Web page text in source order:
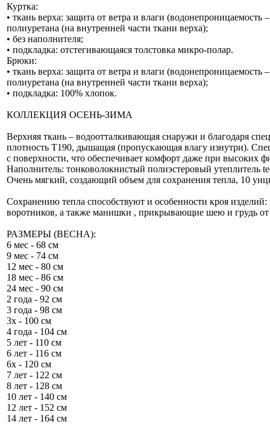
Куртка:
• ткань верха: защита от ветра и влаги (водонепроницаемость
полиуретана (на внутренней части ткани верха);
• без наполнителя;
• подкладка: отстегивающаяся толстовка микро-полар.
Брюки:
• ткань верха: защита от ветра и влаги (водонепроницаемость
полиуретана (на внутренней части ткани верха);
• подкладка: 100% хлопок.
КОЛЛЕКЦИЯ ОСЕНЬ-ЗИМА
Верхняя ткань – водоотталкивающая снаружи и благодаря
плотность Т190, дышащая (пропускающая влагу изнутри).
с поверхности, что обеспечивает комфорт даже при высоких
Наполнитель: тонковолокнистый полиэстеровый утеплитель
Очень мягкий, создающий объем для сохранения тепла, 10
Сохранению тепла способствуют и особенности кроя
воротников, а также манишки , прикрывающие шею и грудь от
РАЗМЕРЫ (ВЕСНА):
6 мес - 68 см
9 мес - 74 см
12 мес - 80 см
18 мес - 86 см
24 мес - 90 см
2 года - 92 см
3 года - 98 см
3х - 100 см
4 года - 104 см
5 лет - 110 см
6 лет - 116 см
6х - 120 см
7 лет - 122 см
8 лет - 128 см
10 лет - 140 см
12 лет - 152 см
14 лет - 164 см